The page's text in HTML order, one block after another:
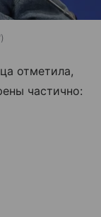
отметила,
частично: